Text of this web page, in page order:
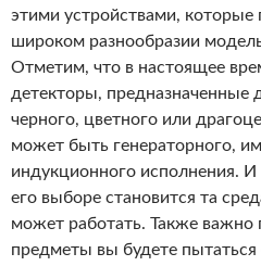
этими устройствами, которые
широком разнообразии
Отметим, что в настоящее
детекторы, предназначенные
черного, цветного или
может быть генераторного,
индукционного исполнения.
его выборе становится та
может работать. Также важно
предметы вы будете